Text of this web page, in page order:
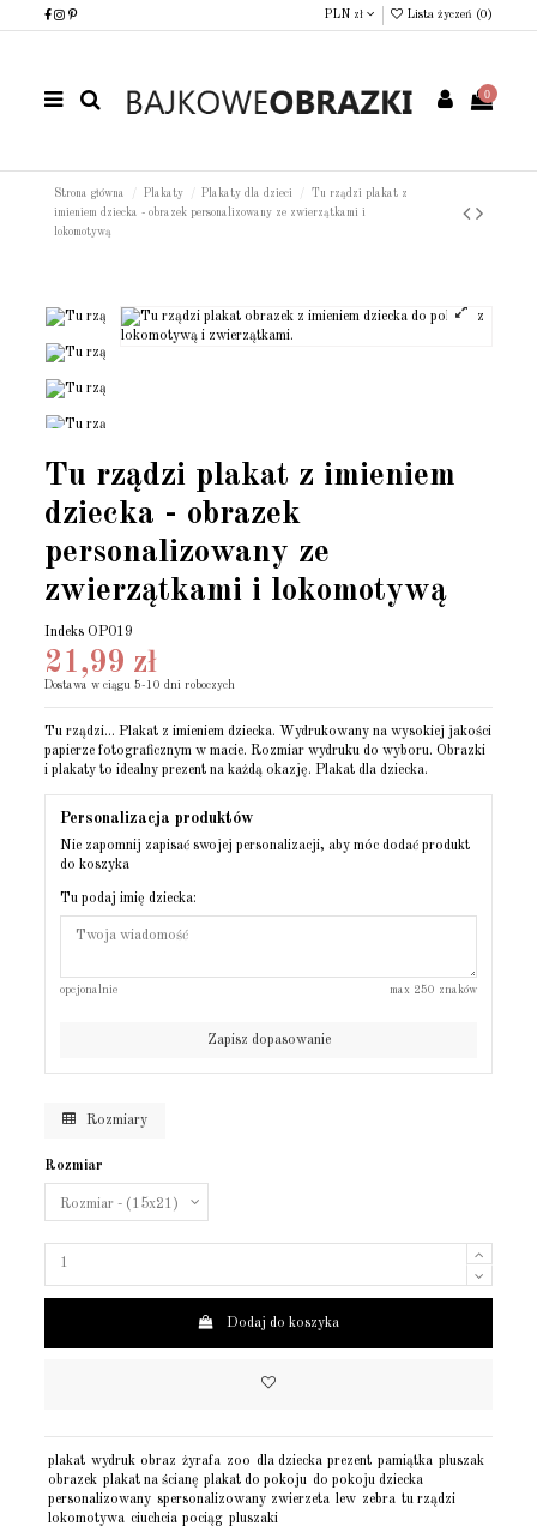
PLN zł Lista życzeń (0 )
0
Strona główna Plakaty Plakaty dla dzieci
Tu rządzi plakat z
imieniem dziecka - obrazek personalizowany ze zwierzątkami i
lokomotywą
Tu rządzi plakat z imieniem
dziecka - obrazek
personalizowany ze
zwierzątkami i lokomotywą
Indeks OP019
21,99 zł
Dostawa w ciągu 5-10 dni roboczych
Tu rządzi... Plakat z imieniem dziecka. Wydrukowany na wysokiej jakości
papierze fotograficznym w macie. Rozmiar wydruku do wyboru. Obrazki
i plakaty to idealny prezent na każdą okazję. Plakat dla dziecka.
Personalizacja produktów
Nie zapomnij zapisać swojej personalizacji, aby móc dodać produkt
do koszyka
Tu podaj imię dziecka:
opcjonalnie max 250 znaków
Zapisz dopasowanie
Rozmiary
Rozmiar
Dodaj do koszyka
plakat wydruk obraz żyrafa zoo dla dziecka prezent pamiątka pluszak
obrazek plakat na ścianę plakat do pokoju do pokoju dziecka
personalizowany spersonalizowany zwierzeta lew zebra tu rządzi
lokomotywa ciuchcia pociąg pluszaki